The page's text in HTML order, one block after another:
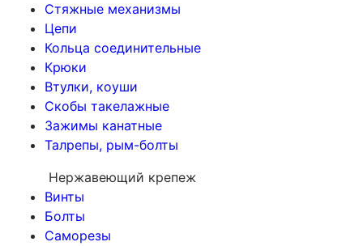
Стяжные механизмы
Цепи
Кольца соединительные
Крюки
Втулки, коуши
Скобы такелажные
Зажимы канатные
Талрепы, рым-болты
Нержавеющий крепеж
Винты
Болты
Саморезы